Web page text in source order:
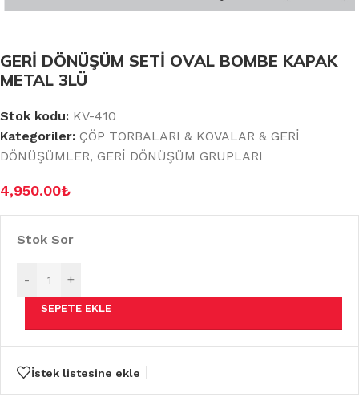
GERİ DÖNÜŞÜM SETİ OVAL BOMBE KAPAK
METAL 3LÜ
Stok kodu: KV-410
Kategoriler: ÇÖP TORBALARI & KOVALAR & GERİ
DÖNÜŞÜMLER, GERİ DÖNÜŞÜM GRUPLARI
4,950.00₺
Stok Sor
- +
SEPETE EKLE
İstek listesine ekle